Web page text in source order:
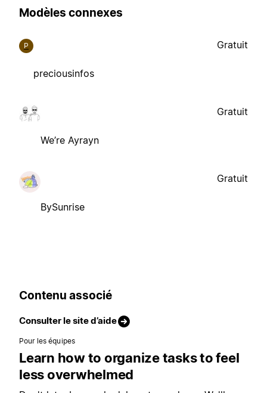
Modèles connexes
P
preciousinfos
Gratuit
We’re Ayrayn
Gratuit
BySunrise
Gratuit
Contenu associé
Consulter le site d’aide
Pour les équipes
Learn how to organize tasks to feel
less overwhelmed